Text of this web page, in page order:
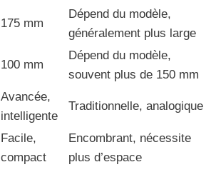
175 mm
Dépend du modèle,
généralement plus large
100 mm
Dépend du modèle,
souvent plus de 150 mm
Avancée,
intelligente
Traditionnelle, analogique
Facile,
compact
Encombrant, nécessite
plus d’espace